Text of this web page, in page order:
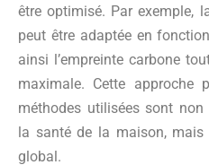
être optimisé. Par exemple,
peut être adaptée en
ainsi l’empreinte carbone
maximale. Cette approche
méthodes utilisées sont
la santé de la maison, mais
global.